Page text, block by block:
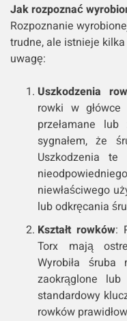
Jak rozpoznać
Rozpoznanie
trudne, ale istnieje
uwagę:
Uszkodzenia
rowki w
przełamane
sygnałem, że
Uszkodzenia
niewłaściwego
lub odkręcania
Kształt rowków:
Torx mają
Wyrobiła
zaokrąglone
standardowy
rowków